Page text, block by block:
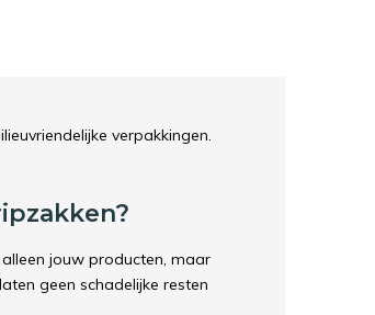
verpakkingen.
jouw producten, maar
geen schadelijke resten